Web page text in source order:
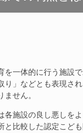
を一体的に行う施設
り」などとも表現さ
せん。
各施設の良し悪しを
と比較した認定こど